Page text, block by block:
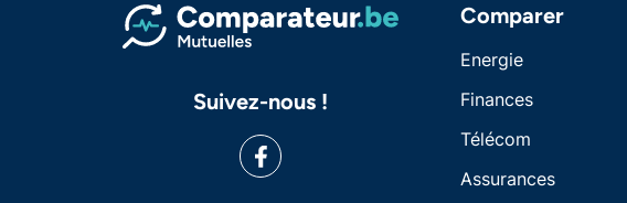
Suivez-nous !
Comparer
Energie
Finances
Télécom
Assurances